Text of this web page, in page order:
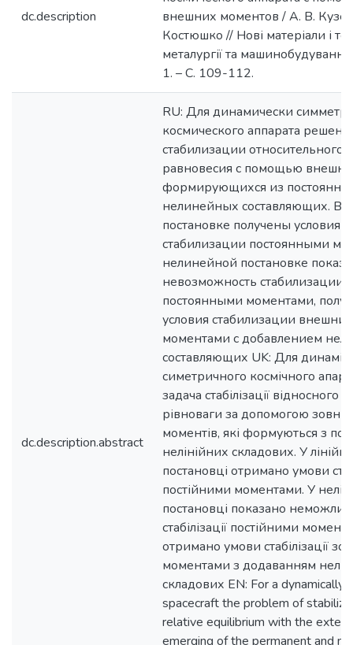
dc.description
внешних моментов / А. В.
Костюшко // Нові матеріали і
металургії та
1. – С. 109-112.
dc.description.abstract
RU: Для динамически
космического аппарата решена
стабилизации относительного
равновесия с помощью
формирующихся из
нелинейных составляющих. В
постановке получены условия
стабилизации постоянными
нелинейной постановке
невозможность стабилизации
постоянными моментами,
условия стабилизации
моментами с добавлением
составляющих UK: Для
симетричного космічного
задача стабілізації відносного
рівноваги за допомогою
моментів, які формуються з
нелінійних складових. У
постановці отримано умови
постійними моментами. У
постановці показано
стабілізації постійними
отримано умови стабілізації
моментами з додаванням
складових EN: For a dynamically
spacecraft the problem of
relative equilibrium with the
emerging of the permanent and